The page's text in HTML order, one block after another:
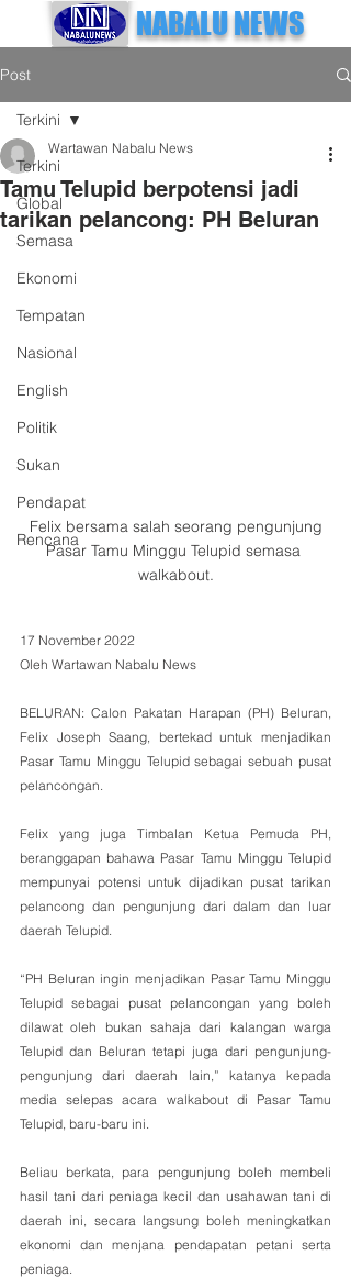
NABALU NEWS
Post
Terkini
Global
Semasa
Ekonomi
Tempatan
Nasional
English
Politik
Sukan
Pendapat
Rencana
Terkini
Tamu Telupid berpotensi jadi
tarikan pelancong: PH Beluran
Wartawan Nabalu News
Pasar Tamu Minggu Telupid semasa
walkabout.
17 November 2022
Oleh Wartawan Nabalu News
BELURAN: Calon Pakatan Harapan (PH) Beluran,
Felix Joseph Saang, bertekad untuk menjadikan
Pasar Tamu Minggu Telupid sebagai sebuah pusat
pelancongan.
Felix yang juga Timbalan Ketua Pemuda PH,
beranggapan bahawa Pasar Tamu Minggu Telupid
mempunyai potensi untuk dijadikan pusat tarikan
pelancong dan pengunjung dari dalam dan luar
daerah Telupid.
“PH Beluran ingin menjadikan Pasar Tamu Minggu
Telupid sebagai pusat pelancongan yang boleh
dilawat oleh bukan sahaja dari kalangan warga
Telupid dan Beluran tetapi juga dari pengunjung-
pengunjung dari daerah lain,” katanya kepada
media selepas acara walkabout di Pasar Tamu
Telupid, baru-baru ini.
Beliau berkata, para pengunjung boleh membeli
hasil tani dari peniaga kecil dan usahawan tani di
daerah ini, secara langsung boleh meningkatkan
ekonomi dan menjana pendapatan petani serta
peniaga.